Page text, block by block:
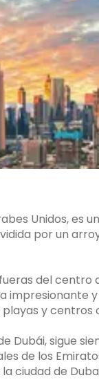
Unidos, es
por un
del centro
y centros
Dubái, sigue
de los
ciudad de